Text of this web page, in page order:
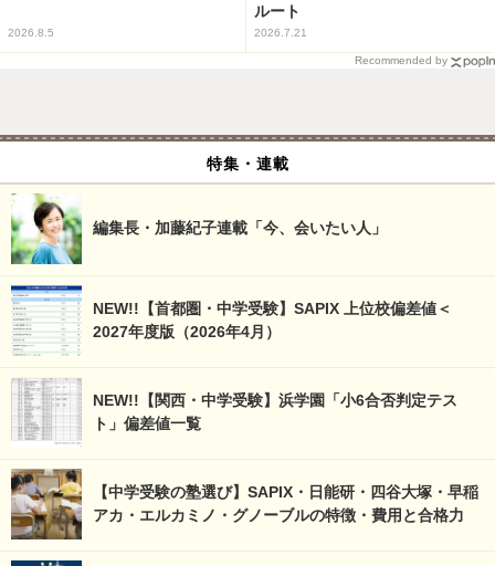
2026.8.5
ルート
2026.7.21
Recommended by
特集・連載
編集長・加藤紀子連載「今、会いたい人」
NEW!!【首都圏・中学受験】SAPIX 上位校偏差値＜
2027年度版（2026年4月）
NEW!!【関西・中学受験】浜学園「小6合否判定テス
ト」偏差値一覧
【中学受験の塾選び】SAPIX・日能研・四谷大塚・早稲
アカ・エルカミノ・グノーブルの特徴・費用と合格力